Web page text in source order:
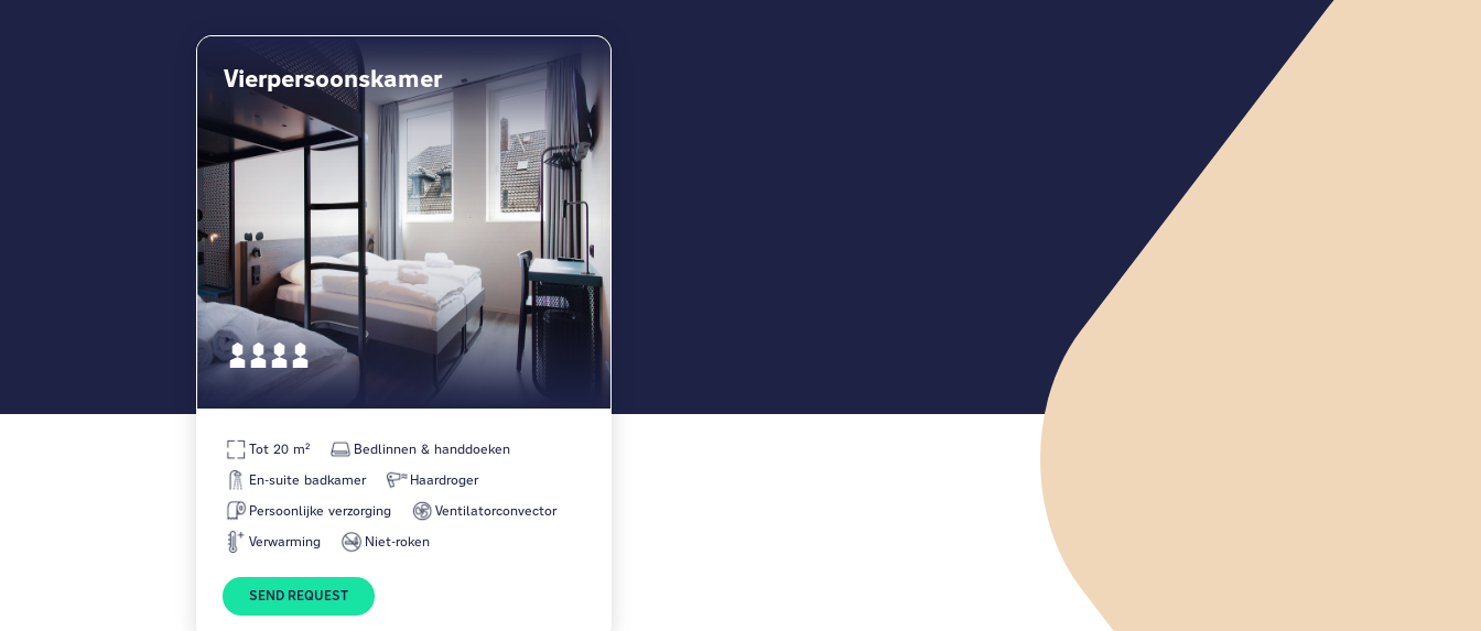
Vierpersoonskamer
Tot 20 m²
Bedlinnen & handdoeken
En-suite badkamer
Haardroger
Persoonlijke verzorging
Ventilatorconvector
Verwarming
Niet-roken
SEND REQUEST